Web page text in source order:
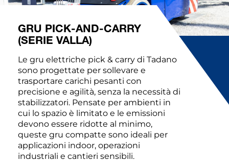
GRU PICK-AND-CARRY
(SERIE VALLA)
Le gru elettriche pick & carry di Tadano
sono progettate per sollevare e
trasportare carichi pesanti con
precisione e agilità, senza la necessità di
stabilizzatori. Pensate per ambienti in
cui lo spazio è limitato e le emissioni
devono essere ridotte al minimo,
queste gru compatte sono ideali per
applicazioni indoor, operazioni
industriali e cantieri sensibili.